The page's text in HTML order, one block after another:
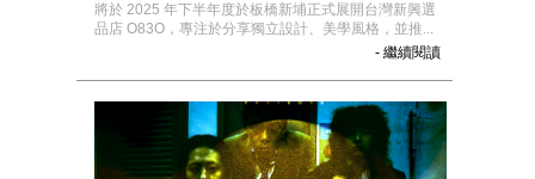
將於 2025 年下半年度於板橋新埔正式展開台灣新興選
品店 O83O，專注於分享獨立設計、美學風格，並推...
- 繼續閱讀